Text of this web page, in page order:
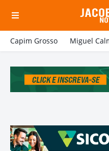
Capim Grosso Miguel